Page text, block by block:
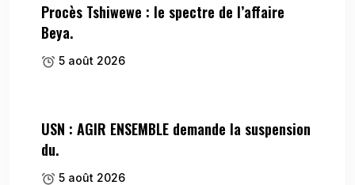
Procès Tshiwewe : le spectre de l’affaire
Beya.
5 août 2026
USN : AGIR ENSEMBLE demande la suspension
du.
5 août 2026